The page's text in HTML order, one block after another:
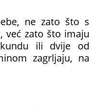
ne zato što s
već zato što imaju
ili dvije od
zagrljaju, na